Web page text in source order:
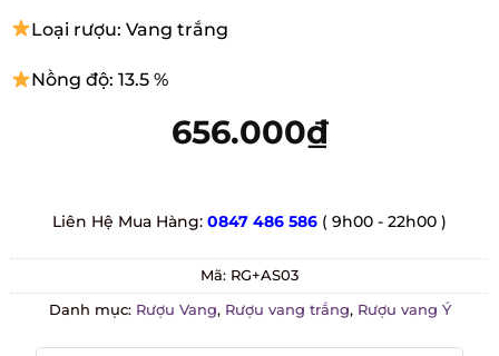
Loại rượu: Vang trắng
Nồng độ: 13.5 %
656.000₫
Liên Hệ Mua Hàng:0847 486 586 ( 9h00 - 22h00 )
Mã:RG+AS03
Danh mục:Rượu Vang,Rượu vang trắng,Rượu vang Ý